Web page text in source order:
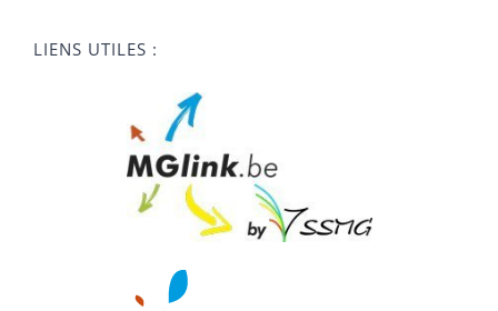
LIENS UTILES :